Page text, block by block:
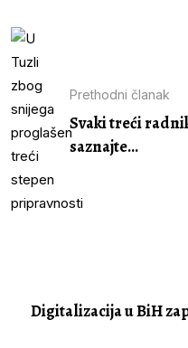
Prethodni članak
Svaki treći
saznajte...
Digitalizacija u BiH